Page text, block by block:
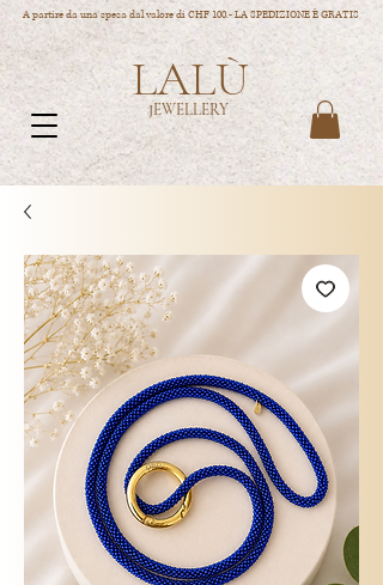
A partire da una spesa dal valore di CHF 100.- LA SPEDIZIONE È GRATIS
LALÙ
JEWELLERY